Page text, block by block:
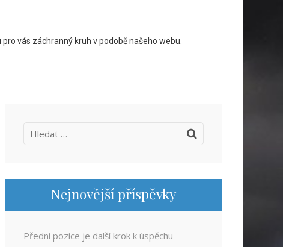
vás záchranný kruh v podobě našeho webu.
Vyhledávání
Nejnovější příspěvky
Přední pozice je další krok k úspěchu